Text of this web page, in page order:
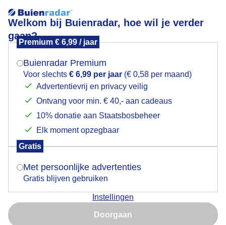
Welkom bij Buienradar, hoe wil je verder
gaan?
Premium € 6,99 / jaar
Buienradar Premium
Voor slechts € 6,99 per jaar (€ 0,58 per maand)
Advertentievrij en privacy veilig
Ontvang voor min. € 40,- aan cadeaus
10% donatie aan Staatsbosbeheer
Elk moment opzegbaar
Gratis
Met persoonlijke advertenties
Gratis blijven gebruiken
Instellingen
Doorgaan
Lente.
Lente aan de slootkant met de mooie gele bloemetjes
van Raapzaad in het zonnetje.
Mogen we je locatie gebruiken voor het
Indien je hier nog geen akkoord op hebt gegeven,
verschijnt er zo een pop-up uit je browser waarin
Is goed, toon de popup
Nu niet, misschien later